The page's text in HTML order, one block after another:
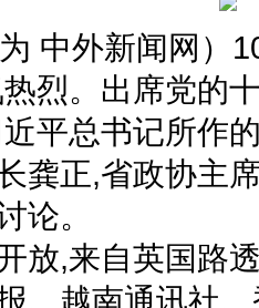
中外新闻网）
烈。出席党的
平总书记所作
龚正,省政协主
论。
放,来自英国路
、越南通讯社